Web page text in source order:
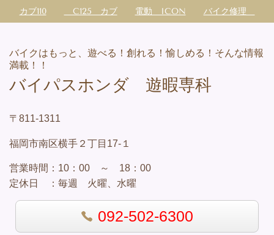
カブ110
C125 カブ 電動 ICON バイク修理
バイクはもっと、遊べる！創れる！愉しめる！そんな情報
満載！！
バイパスホンダ 遊暇専科
〒811-1311
福岡市南区横手２丁目17-１
営業時間： 10：00 ～ 18：00
定休日 ： 毎週 火曜、水曜
092-502-6300